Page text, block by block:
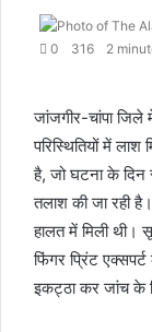
0
316 2
जांजगीर-चांपा जिले
परिस्थितियों में
है, जो घटना के
तलाश की जा रही
हालत में मिली थी।
फिंगर प्रिंट
इकट्ठा कर जांच के